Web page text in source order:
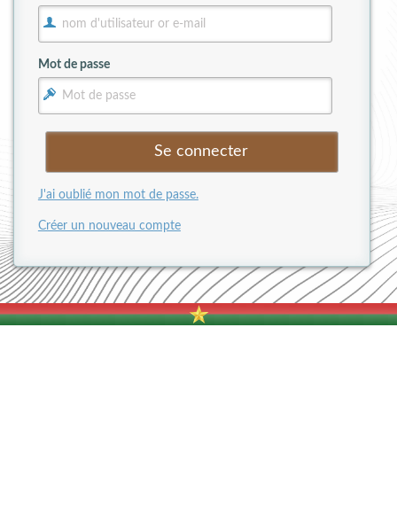
Mot de passe
J'ai oublié mon mot de passe.
Créer un nouveau compte